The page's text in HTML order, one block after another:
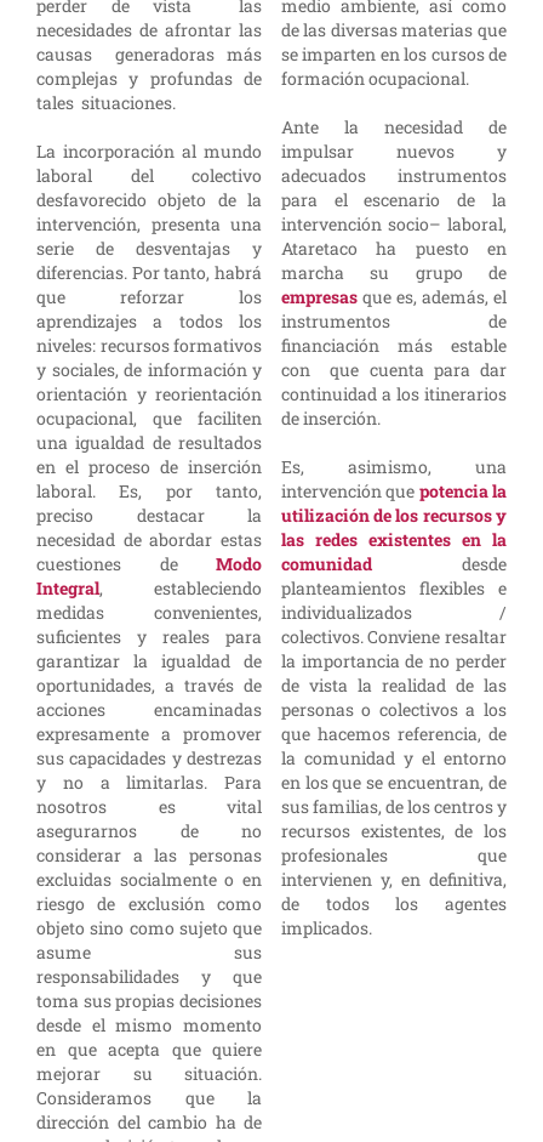
perder de vista las
necesidades de afrontar las
causas generadoras más
complejas y profundas de
tales situaciones.
La incorporación al mundo
laboral del colectivo
desfavorecido objeto de la
intervención, presenta una
serie de desventajas y
diferencias. Por tanto, habrá
que reforzar los
aprendizajes a todos los
niveles: recursos formativos
y sociales, de información y
orientación y reorientación
ocupacional, que faciliten
una igualdad de resultados
en el proceso de inserción
laboral. Es, por tanto,
preciso destacar la
necesidad de abordar estas
cuestiones deModo
Integral, estableciendo
medidas convenientes,
suficientes y reales para
garantizar la igualdad de
oportunidades, a través de
acciones encaminadas
expresamente a promover
sus capacidades y destrezas
y no a limitarlas. Para
nosotros es vital
asegurarnos de no
considerar a las personas
excluidas socialmente o en
riesgo de exclusión como
objeto sino como sujeto que
asume sus
responsabilidades y que
toma sus propias decisiones
desde el mismo momento
en que acepta que quiere
mejorar su situación.
Consideramos que la
dirección del cambio ha de
medio ambiente, así como
de las diversas materias que
se imparten en los cursos de
formación ocupacional.
Ante la necesidad de
impulsar nuevos y
adecuados instrumentos
para el escenario de la
intervención socio– laboral,
Ataretaco ha puesto en
marcha su grupo de
empresasque es, además, el
instrumentos de
financiación más estable
con que cuenta para dar
continuidad a los itinerarios
de inserción.
Es, asimismo, una
intervención que potencia la
utilización de los recursos y
las redes existentes en la
comunidaddesde
planteamientos flexibles e
individualizados /
colectivos. Conviene resaltar
la importancia de no perder
de vista la realidad de las
personas o colectivos a los
que hacemos referencia, de
la comunidad y el entorno
en los que se encuentran, de
sus familias, de los centros y
recursos existentes, de los
profesionales que
intervienen y, en definitiva,
de todos los agentes
implicados.